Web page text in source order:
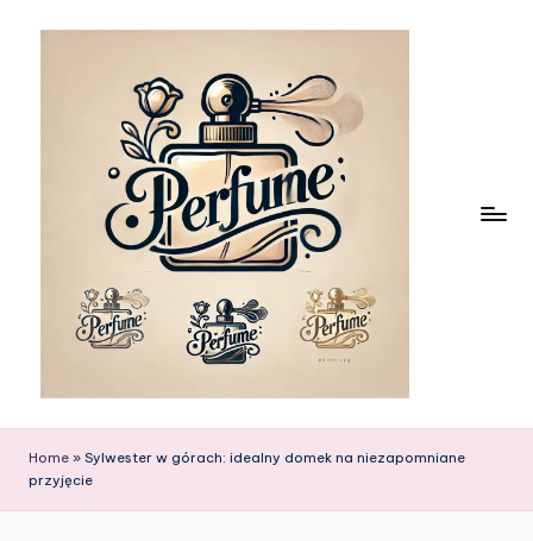
Home » Sylwester w górach: idealny domek na niezapomniane
przyjęcie